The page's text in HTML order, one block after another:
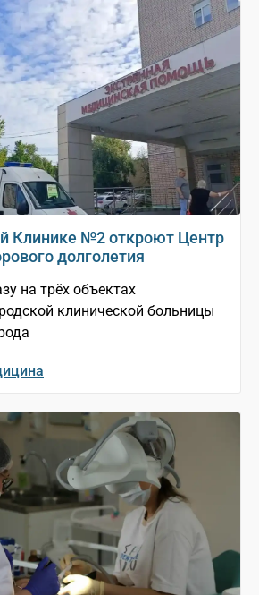
Клинике №2 откроют Центр
долголетия
на трёх объектах
клинической больницы